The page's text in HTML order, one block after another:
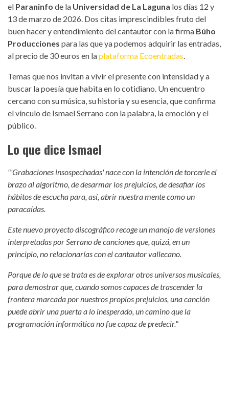
el Paraninfo de la Universidad de La Laguna los días 12 y
13 de marzo de 2026. Dos citas imprescindibles fruto del
buen hacer y entendimiento del cantautor con la firma Búho
Producciones para las que ya podemos adquirir las entradas,
al precio de 30 euros en laplataforma Ecoentradas.
Temas que nos invitan a vivir el presente con intensidad y a
buscar la poesía que habita en lo cotidiano. Un encuentro
cercano con su música, su historia y su esencia, que confirma
el vínculo de Ismael Serrano con la palabra, la emoción y el
público.
Lo que dice Ismael
"'Grabaciones insospechadas' nace con la intención de torcerle el
brazo al algoritmo, de desarmar los prejuicios, de desafiar los
hábitos de escucha para, así, abrir nuestra mente como un
paracaídas.
Este nuevo proyecto discográfico recoge un manojo de versiones
interpretadas por Serrano de canciones que, quizá, en un
principio, no relacionarías con el cantautor vallecano.
Porque de lo que se trata es de explorar otros universos musicales,
para demostrar que, cuando somos capaces de trascender la
frontera marcada por nuestros propios prejuicios, una canción
puede abrir una puerta a lo inesperado, un camino que la
programación informática no fue capaz de predecir."